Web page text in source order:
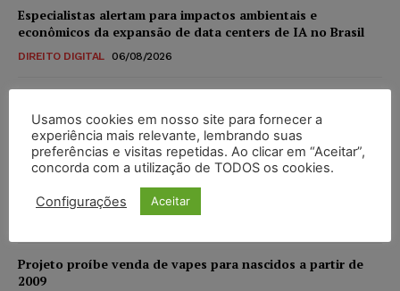
Especialistas alertam para impactos ambientais e
econômicos da expansão de data centers de IA no Brasil
DIREITO DIGITAL 06/08/2026
invioláveis após assinatura digital e lacração
NOTÍCIAS 06/08/2026
proibição dos jogos de azar no Brasil
Projeto proíbe venda de vapes para nascidos a partir de
2009
Usamos cookies em nosso site para fornecer a
experiência mais relevante, lembrando suas
preferências e visitas repetidas. Ao clicar em “Aceitar”,
concorda com a utilização de TODOS os cookies.
Configurações Aceitar